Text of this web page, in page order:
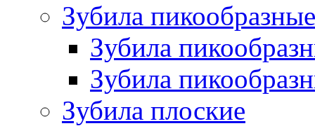
Зубила пикообразные
Зубила
Зубила
Зубила плоские